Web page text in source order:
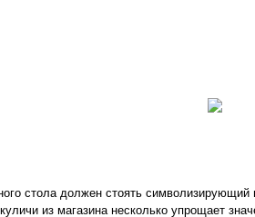
стола должен стоять
из магазина несколько упрощает